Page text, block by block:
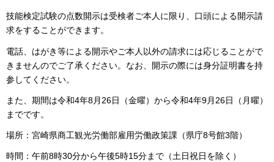
技能検定試験の点数開示は受検者ご本人に限り、口頭による開示請
求をすることができます。
電話、はがき等による開示やご本人以外の請求には応じることがで
きませんのでご了承ください。なお、開示の際には身分証明書を持
参してください。
また、期間は令和4年8月26日（金曜）から令和4年9月26日（月曜）
までです。
場所：宮崎県商工観光労働部雇用労働政策課（県庁8号館3階）
時間：午前8時30分から午後5時15分まで（土日祝日を除く）